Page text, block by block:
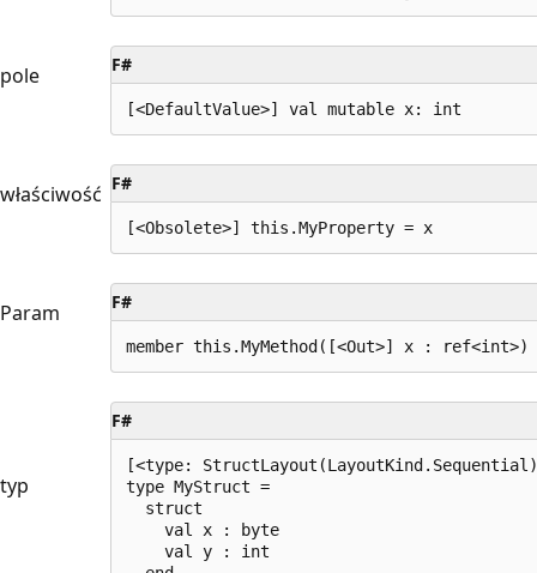
pole F#
właściwość F#
Param F#
typ
F#
[<type:
type MyStruct =
  struct
    val x : byte
    val y : int